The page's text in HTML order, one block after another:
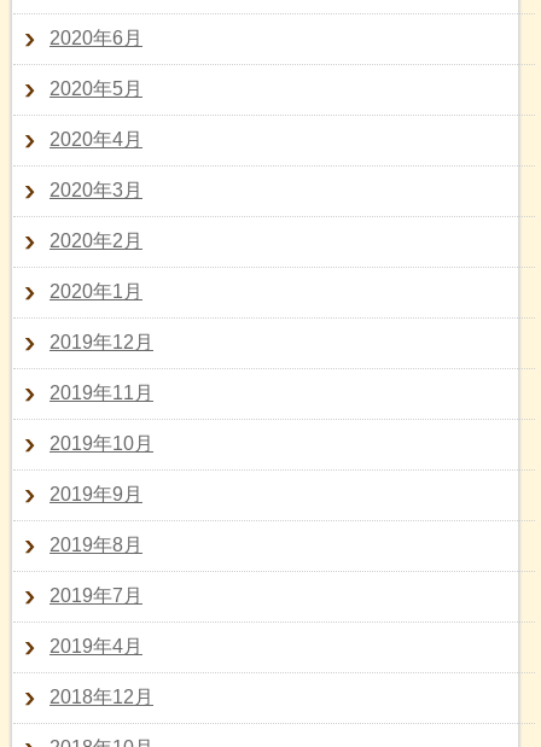
2020年6月
2020年5月
2020年4月
2020年3月
2020年2月
2020年1月
2019年12月
2019年11月
2019年10月
2019年9月
2019年8月
2019年7月
2019年4月
2018年12月